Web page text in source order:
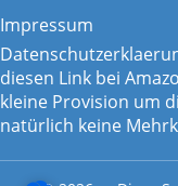
Impressum
diesen Link bei
kleine Provision um
natürlich keine